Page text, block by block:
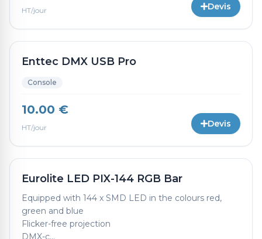
HT/jour Devis
Enttec DMX USB Pro
Console
10.00 €
HT/jour Devis
Eurolite LED PIX-144 RGB Bar
Equipped with 144 x SMD LED in the colours red,
green and blue
Flicker-free projection
DMX-c...